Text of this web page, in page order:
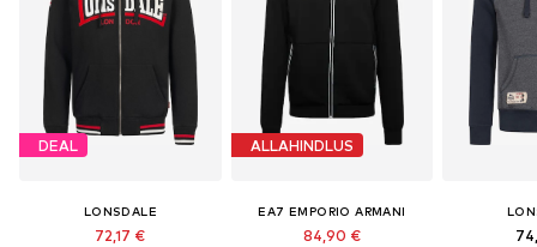
DEAL
LONSDALE
72,17 €
ALLAHINDLUS
EA7 EMPORIO ARMANI
84,90 €